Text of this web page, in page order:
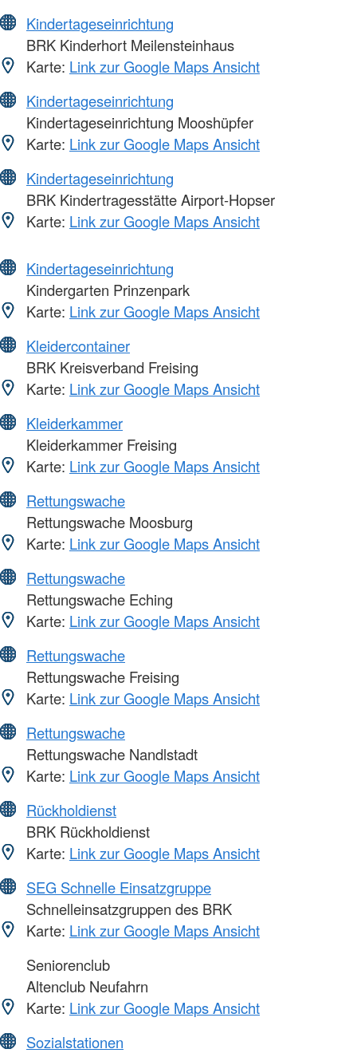
Kindertageseinrichtung
BRK Kinderhort Meilensteinhaus
Karte: Link zur Google Maps Ansicht
Kindertageseinrichtung
Kindertageseinrichtung Mooshüpfer
Karte: Link zur Google Maps Ansicht
Kindertageseinrichtung
BRK Kindertragesstätte Airport-Hopser
Karte: Link zur Google Maps Ansicht
Kindertageseinrichtung
Kindergarten Prinzenpark
Karte: Link zur Google Maps Ansicht
Kleidercontainer
BRK Kreisverband Freising
Karte: Link zur Google Maps Ansicht
Kleiderkammer
Kleiderkammer Freising
Karte: Link zur Google Maps Ansicht
Rettungswache
Rettungswache Moosburg
Karte: Link zur Google Maps Ansicht
Rettungswache
Rettungswache Eching
Karte: Link zur Google Maps Ansicht
Rettungswache
Rettungswache Freising
Karte: Link zur Google Maps Ansicht
Rettungswache
Rettungswache Nandlstadt
Karte: Link zur Google Maps Ansicht
Rückholdienst
BRK Rückholdienst
Karte: Link zur Google Maps Ansicht
SEG Schnelle Einsatzgruppe
Schnelleinsatzgruppen des BRK
Karte: Link zur Google Maps Ansicht
Seniorenclub
Altenclub Neufahrn
Karte: Link zur Google Maps Ansicht
Sozialstationen